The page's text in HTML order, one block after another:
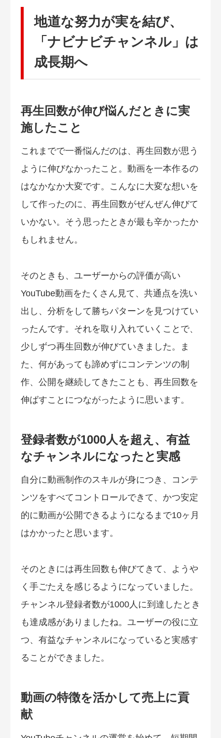
地道な努力が実を結び、
「ナビナビチャンネル」は
成長期へ
再生回数が伸び悩んだときに実
施したこと
これまでで一番悩んだのは、再生回数が思う
ように伸びなかったこと。動画を一本作るの
はなかなか大変です。こんなに大変な想いを
して作ったのに、再生回数がぜんぜん伸びて
いかない。そう思ったときが最も辛かったか
もしれません。
そのときも、ユーザーからの評価が高い
YouTube動画をたくさん見て、共通点を洗い
出し、分析をして勝ちパターンを見つけてい
ったんです。それを取り入れていくことで、
少しずつ再生回数が伸びていきました。ま
た、何があっても諦めずにコンテンツの制
作、公開を継続してきたことも、再生回数を
伸ばすことにつながったように思います。
登録者数が1000人を超え、有益
なチャンネルになったと実感
自分に動画制作のスキルが身につき、コンテ
ンツをすべてコントロールできて、かつ安定
的に動画が公開できるようになるまで10ヶ月
はかかったと思います。
そのときには再生回数も伸びてきて、ようや
く手ごたえを感じるようになっていました。
チャンネル登録者数が1000人に到達したとき
も達成感がありましたね。ユーザーの役に立
つ、有益なチャンネルになっていると実感す
ることができました。
動画の特徴を活かして売上に貢
献